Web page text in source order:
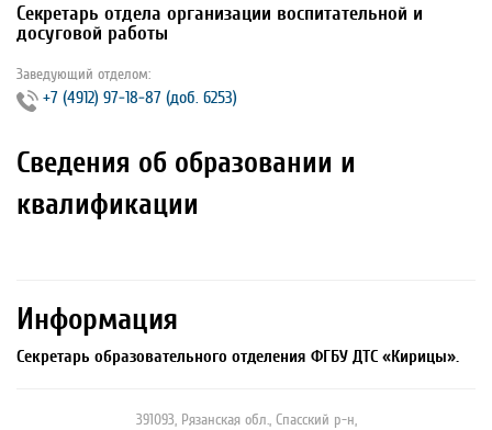
Секретарь отдела организации воспитательной и
досуговой работы
Заведующий отделом:
+7 (4912) 97‐18‐87 (доб. 6253)
Сведения об образовании и
квалификации
Информация
Секретарь образовательного отделения ФГБУ ДТС «Кирицы».
391093, Рязанская обл., Спасский р-н,